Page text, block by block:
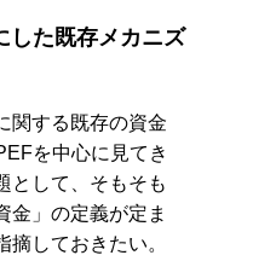
した既存メカニズ
関する既存の資金
を中心に見てき
として、そもそも
金」の定義が定ま
しておきたい。